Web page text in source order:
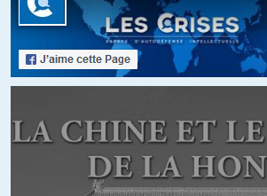
Quequette 1er
+3 ALERTER
Bruno Picard// 30.03.2015 à
…Sans oublier « Fraise des bois »…